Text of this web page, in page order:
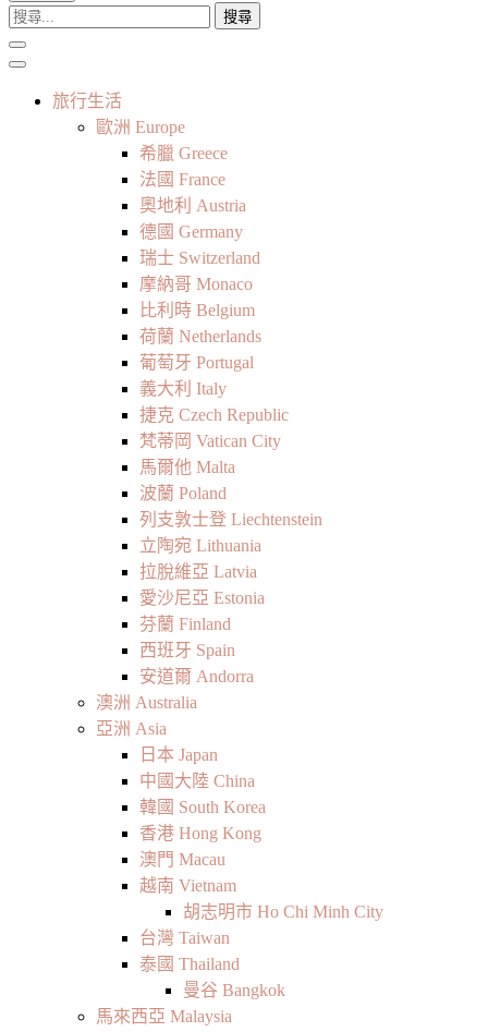
搜
尋
關
旅行生活
歐洲 Europe
希臘 Greece
法國 France
奧地利 Austria
德國 Germany
瑞士 Switzerland
摩納哥 Monaco
比利時 Belgium
荷蘭 Netherlands
葡萄牙 Portugal
義大利 Italy
捷克 Czech Republic
梵蒂岡 Vatican City
馬爾他 Malta
波蘭 Poland
列支敦士登 Liechtenstein
立陶宛 Lithuania
拉脫維亞 Latvia
愛沙尼亞 Estonia
芬蘭 Finland
西班牙 Spain
安道爾 Andorra
澳洲 Australia
亞洲 Asia
日本 Japan
中國大陸 China
韓國 South Korea
香港 Hong Kong
澳門 Macau
越南 Vietnam
胡志明市 Ho Chi Minh City
台灣 Taiwan
泰國 Thailand
曼谷 Bangkok
馬來西亞 Malaysia